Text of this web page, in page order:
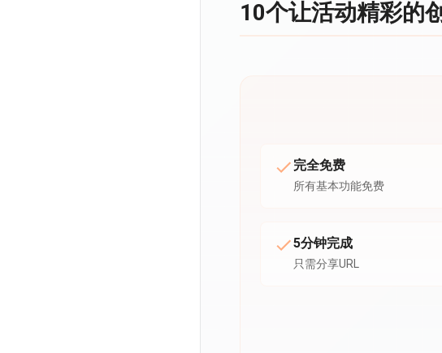
10个让活动精彩的
完全免费
所有基本功能免费
5分钟完成
只需分享URL